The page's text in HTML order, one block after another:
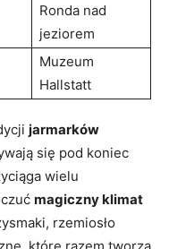
Ronda nad
jeziorem
Muzeum
Hallstatt
jarmarków
się pod koniec
wielu
magiczny klimat
rzemiosło